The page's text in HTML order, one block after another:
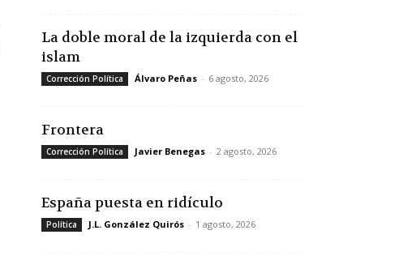
La doble moral de la izquierda con el
islam
Corrección Política Álvaro Peñas - 6 agosto, 2026
Frontera
Corrección Política Javier Benegas - 2 agosto, 2026
España puesta en ridículo
Política J.L. González Quirós - 1 agosto, 2026